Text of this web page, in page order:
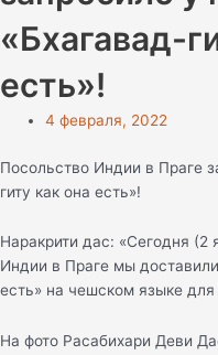
«Бхагавад-
есть»!
4 февраля, 2022
Посольство Индии в Праге
гиту как она есть»!
Наракрити дас: «Сегодня (2
Индии в Праге мы
есть» на чешском языке
На фото Расабихари Деви